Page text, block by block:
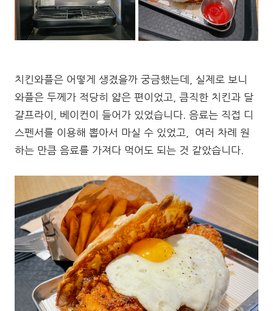
치킨와플은 어떻게 생겼을까 궁금했는데, 실제로 보니
와플은 두께가 적당히 얇은 편이었고, 큼직한 치킨과 달
걀프라이, 베이컨이 들어가 있었습니다. 음료는 직접 디
스펜서를 이용해 뽑아서 마실 수 있었고, 여러 차례 원
하는 만큼 음료를 가져다 먹어도 되는 것 같았습니다.